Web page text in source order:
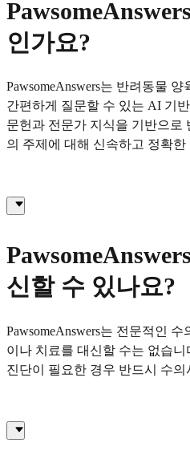
인가요?
PawsomeAnswers는 반려동물
간편하게 질문할 수 있는 AI 기
문헌과 전문가 지식을 기반으로
의 주제에 대해 신속하고 정확
신할 수 있나요?
PawsomeAnswers는 전문적인
이나 치료를 대신할 수는 없습
진단이 필요한 경우 반드시 수